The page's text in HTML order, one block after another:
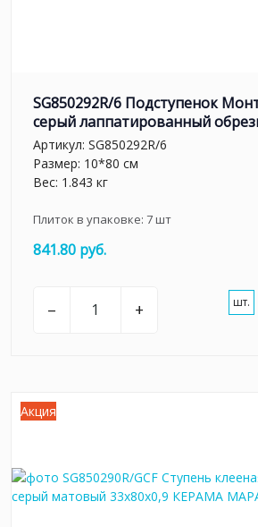
SG850292R/6 Подступенок
серый лаппатированный
Артикул: SG850292R/6
Размер: 10*80 см
Вес: 1.843 кг
Плиток в упаковке: 7шт
841.80 руб.
– + шт.
Акция